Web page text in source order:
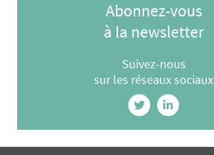
Abonnez-vous
à la newsletter
Suivez-nous
sur les réseaux sociaux